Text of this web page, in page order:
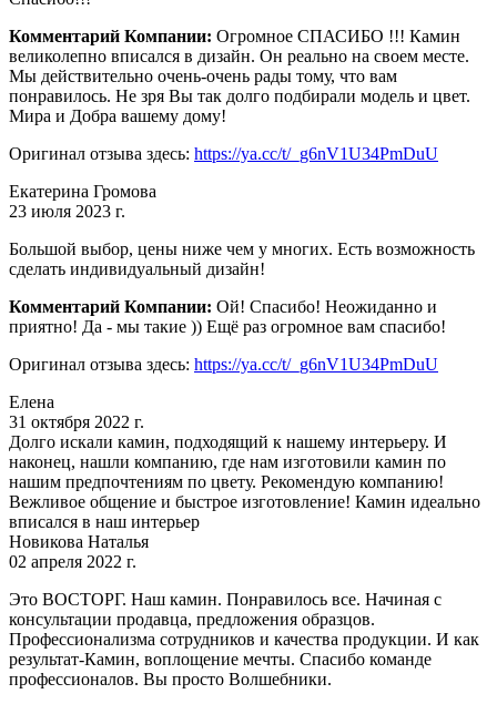
Комментарий Компании: Огромное СПАСИБО !!! Камин
великолепно вписался в дизайн. Он реально на своем месте.
Мы действительно очень-очень рады тому, что вам
понравилось. Не зря Вы так долго подбирали модель и цвет.
Мира и Добра вашему дому!
Оригинал отзыва здесь: https://ya.cc/t/_g6nV1U34PmDuU
Екатерина Громова
23 июля 2023 г.
Большой выбор, цены ниже чем у многих. Есть возможность
сделать индивидуальный дизайн!
Комментарий Компании: Ой! Спасибо! Неожиданно и
приятно! Да - мы такие )) Ещё раз огромное вам спасибо!
Оригинал отзыва здесь: https://ya.cc/t/_g6nV1U34PmDuU
Елена
31 октября 2022 г.
Долго искали камин, подходящий к нашему интерьеру. И
наконец, нашли компанию, где нам изготовили камин по
нашим предпочтениям по цвету. Рекомендую компанию!
Вежливое общение и быстрое изготовление! Камин идеально
вписался в наш интерьер
Новикова Наталья
02 апреля 2022 г.
Это ВОСТОРГ. Наш камин. Понравилось все. Начиная с
консультации продавца, предложения образцов.
Профессионализма сотрудников и качества продукции. И как
результат-Камин, воплощение мечты. Спасибо команде
профессионалов. Вы просто Волшебники.